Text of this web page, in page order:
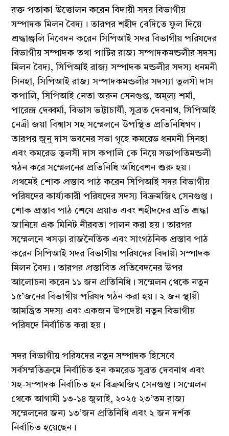
রক্ত পতাকা উত্তোলন করেন বিদায়ী সদর বিভাগীয়
সম্পাদক মিলন বৈদ্য। তারপর শহীদ বেদিতে ফুল দিয়ে
শ্রদ্ধাঞ্জলি নিবেদন করেন সিপিআই সদর বিভাগীয় পরিষদের
বিভাগীয় সম্পাদক তথা পার্টির রাজ্য সম্পাদকমন্ডলীর সদস্য
মিলন বৈদ্য, সিপিআই রাজ্য সম্পাদক মন্ডলীর সদস্য ধনমনী
সিনহা, সিপিআই রাজ্য সম্পাদকমন্ডলীর সদস্যা তুলসী দাস
কপালি, সিপিআই নেতা অরুন সেনগুপ্ত, অমূল্য শর্মা,
পারেন্দ্র দেব্বর্মা, বিভাস ভট্টাচার্যী, সুব্রত দেবনাথ, সিপিআই
নেত্রী জয়া বিশ্বাস সহ সম্মেলনে উপস্থিত প্রতিনিধিগণ।
তারপর জুনু দাস ভবনের সভা গৃহে কমরেড ধনমনী সিনহা
এবং কমরেড তুলসী দাস কপালি কে নিয়ে সভাপতিমন্ডলী
গঠন করে সম্মেলনের প্রতিনিধি অধিবেশন শুরু হয়।
প্রথমেই শোক প্রস্তাব পাঠ করেন সিপিআই সদর বিভাগীয়
পরিষদের কার্য্যকারী পরিষদের সদস্য বিক্রমজিৎ সেনগুপ্ত।
শোক প্রস্তাব পাঠ শেষে প্রয়াত এবং শহীদদের প্রতি শ্রদ্ধা
জানিয়ে এক মিনিট নীরবতা পালন করা হয়। তারপর
সম্মেলনে খসড়া রাজনৈতিক এবং সাংগঠনিক প্রস্তাব পাঠ
করেন সিপিআই সদর বিভাগীয় পরিষদের বিদায়ী সম্পাদক
মিলন বৈদ্য। তারপর প্রস্তাবিত প্রতিবেদনের উপর
আলোচনা করেন ১১ জন প্রতিনিধি। সম্মেলন থেকে নতুন
১৫’জনের বিভাগীয় পরিষদ গঠন করা হয়। ২ জন স্থায়ী
আমন্ত্রিত সদস্য এবং একজন উপদেষ্টা নতুন বিভাগীয়
পরিষদে নির্বাচিত করা হয়।
সদর বিভাগীয় পরিষদের নতুন সম্পাদক হিসেবে
সর্বসম্মতিক্রমে নির্বাচিত হন কমরেড সুব্রত দেবনাথ এবং
সহ-সম্পাদক নির্বাচিত হন বিক্রমজিৎ সেনগুপ্ত। সম্মেলন
থেকে আগামী ১৩-১৪ জুলাই, ২০২৫ ২৩’তম রাজ্য
সম্মেলনের জন্য ১৩’জন প্রতিনিধি এবং ২ জন দর্শক
নির্বাচিত হয়েছেন।